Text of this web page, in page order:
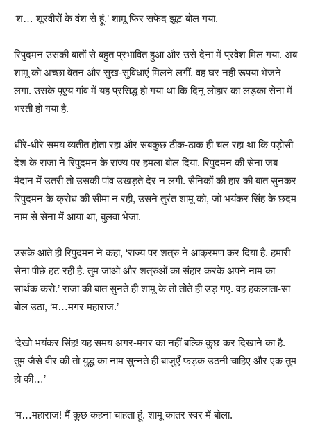
‘श… शूरवीरों के वंश से हूं.’ शामू फिर सफेद झूट बोल गया.
रिपुदमन उसकी बातों से बहुत प्रभावित हुआ और उसे देना में प्रवेश मिल गया. अब
शामू को अच्छा वेतन और सुख-सुविधाएं मिलने लगीं. वह घर नही रूपया भेजने
लगा. उसके पूएय गांव में यह प्रसिद्ध हो गया था कि दिनू लोहार का लड़का सेना में
भरती हो गया है.
धीरे-धीरे समय व्यतीत होता रहा और सबकुछ ठीक-ठाक ही चल रहा था कि पड़ोसी
देश के राजा ने रिपुदमन के राज्य पर हमला बोल दिया. रिपुदमन की सेना जब
मैदान में उतरी तो उसकी पांव उखड़ते देर न लगी. सैनिकों की हार की बात सुनकर
रिपुदमन के क्रोध की सीमा न रही, उसने तुरंत शामू को, जो भयंकर सिंह के छदम
नाम से सेना में आया था, बुलवा भेजा.
उसके आते ही रिपुदमन ने कहा, ‘राज्य पर शत्रु ने आक्रमण कर दिया है. हमारी
सेना पीछे हट रही है. तुम जाओ और शत्रुओं का संहार करके अपने नाम का
सार्थक करो.’ राजा की बात सुनते ही शामू के तो तोते ही उड़ गए. वह हकलाता-सा
बोल उठा, ‘म…मगर महाराज.’
‘देखो भयंकर सिंह! यह समय अगर-मगर का नहीं बल्कि कुछ कर दिखाने का है.
तुम जैसे वीर की तो युद्ध का नाम सुन्नते ही बाजुएँ फड़क उठनी चाहिए और एक तुम
हो की…’
‘म…महाराज! मैं कुछ कहना चाहता हूं. शामू कातर स्वर में बोला.